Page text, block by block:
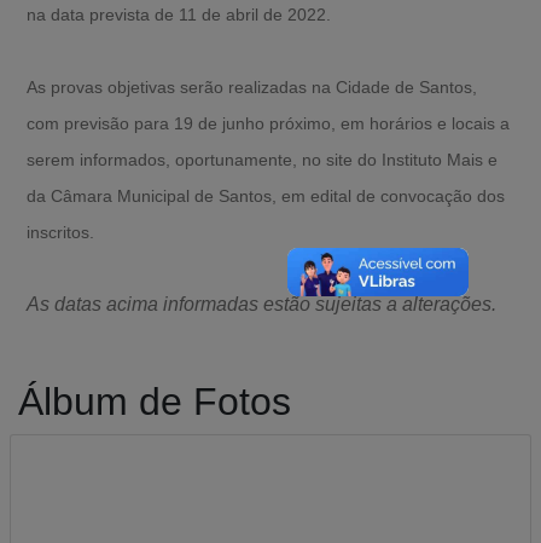
na data prevista de 11 de abril de 2022.
As provas objetivas serão realizadas na Cidade de Santos,
com previsão para 19 de junho próximo, em horários e locais a
serem informados, oportunamente, no site do Instituto Mais e
da Câmara Municipal de Santos, em edital de convocação dos
inscritos.
As datas acima informadas estão sujeitas a alterações.
Álbum de Fotos